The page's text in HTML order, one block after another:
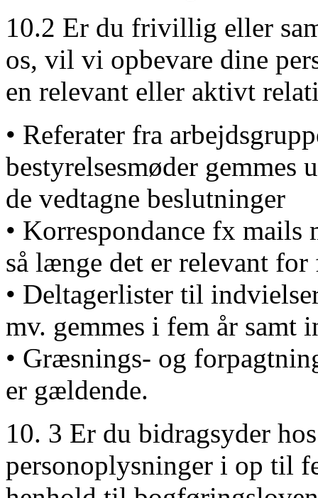
10.2 Er du frivillig eller
os, vil vi opbevare dine
en relevant eller aktivt
• Referater fra
bestyrelsesmøder
de vedtagne beslutninger
• Korrespondance fx mails
så længe det er relevant
• Deltagerlister til
mv. gemmes i fem år samt
• Græsnings- og
er gældende.
10. 3 Er du bidragsyder
personoplysninger i op til